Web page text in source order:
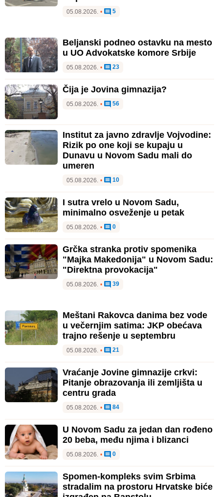
05.08.2026. • 5
Beljanski podneo ostavku na mesto
u UO Advokatske komore Srbije
05.08.2026. • 23
Čija je Jovina gimnazija?
05.08.2026. • 56
Institut za javno zdravlje Vojvodine:
Rizik po one koji se kupaju u
Dunavu u Novom Sadu mali do
umeren
05.08.2026. • 10
I sutra vrelo u Novom Sadu,
minimalno osveženje u petak
05.08.2026. • 0
Grčka stranka protiv spomenika
"Majka Makedonija" u Novom Sadu:
"Direktna provokacija"
05.08.2026. • 39
Meštani Rakovca danima bez vode
u večernjim satima: JKP obećava
trajno rešenje u septembru
05.08.2026. • 21
Vraćanje Jovine gimnazije crkvi:
Pitanje obrazovanja ili zemljišta u
centru grada
05.08.2026. • 84
U Novom Sadu za jedan dan rođeno
20 beba, među njima i blizanci
05.08.2026. • 0
Spomen-kompleks svim Srbima
stradalim na prostoru Hrvatske biće